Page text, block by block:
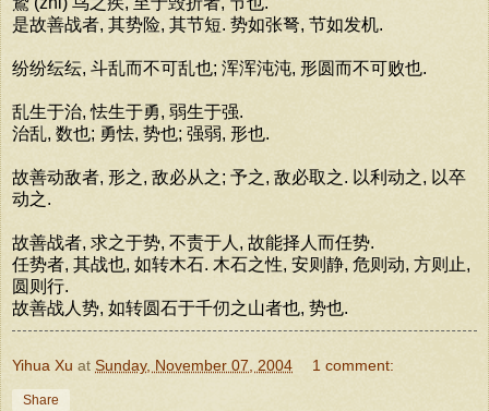
是故善战者, 其势险, 其节短. 势如张弩, 节如发机.
纷纷纭纭, 斗乱而不可乱也; 浑浑沌沌, 形圆而不可败也.
乱生于治, 怯生于勇, 弱生于强.
治乱, 数也; 勇怯, 势也; 强弱, 形也.
故善动敌者, 形之, 敌必从之; 予之, 敌必取之. 以利动之, 以卒
动之.
故善战者, 求之于势, 不责于人, 故能择人而任势.
任势者, 其战也, 如转木石. 木石之性, 安则静, 危则动, 方则止,
圆则行.
故善战人势, 如转圆石于千仞之山者也, 势也.
Yihua Xu at Sunday, November 07, 2004 1 comment:
Share